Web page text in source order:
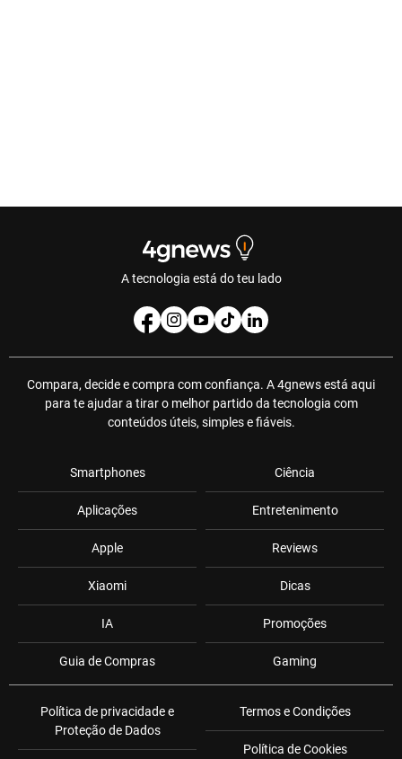
A tecnologia está do teu lado
Compara, decide e compra com confiança. A 4gnews está aqui
para te ajudar a tirar o melhor partido da tecnologia com
conteúdos úteis, simples e fiáveis.
Smartphones
Aplicações
Apple
Xiaomi
IA
Guia de Compras
Ciência
Entretenimento
Reviews
Dicas
Promoções
Gaming
Política de privacidade e
Proteção de Dados
Termos e Condições
Política de Cookies